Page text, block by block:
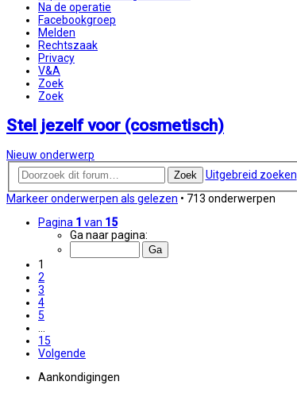
Na de operatie
Facebookgroep
Melden
Rechtszaak
Privacy
V&A
Zoek
Zoek
Stel jezelf voor (cosmetisch)
Nieuw onderwerp
Zoek
Uitgebreid zoeken
Markeer onderwerpen als gelezen • 713 onderwerpen
Pagina 1 van 15
Ga naar pagina:
1
2
3
4
5
15
Volgende
Aankondigingen